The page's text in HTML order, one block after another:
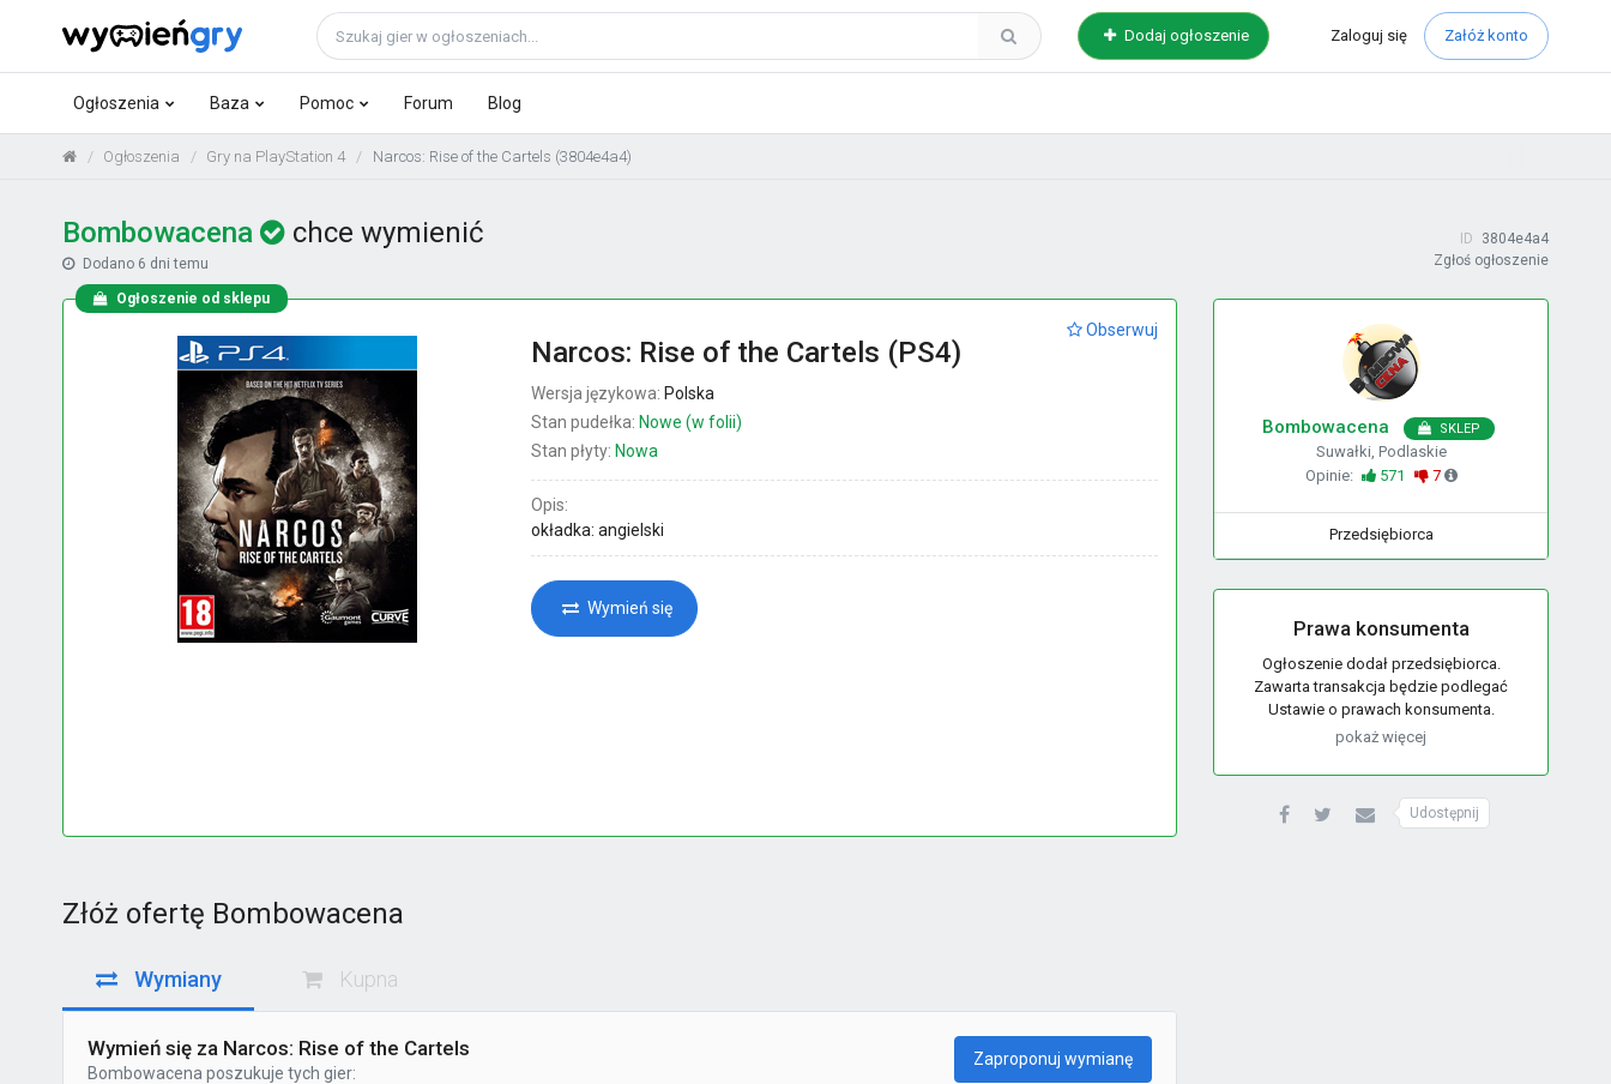
Dodaj ogłoszenie Zaloguj się Załóż konto
Ogłoszenia Baza Pomoc Forum Blog
Ogłoszenia Gry na PlayStation 4 Narcos: Rise of the Cartels (3804e4a4)
Bombowacena chce wymienić
Dodano 6 dni temu
ID
3804e4a4
Zgłoś ogłoszenie
Ogłoszenie od sklepu
Obserwuj
Narcos: Rise of the Cartels (PS4)
Wersja językowa: Polska
Stan pudełka: Nowe (w folii)
Stan płyty: Nowa
Opis:
okładka: angielski
Wymień się
Bombowacena SKLEP
Suwałki, Podlaskie
Opinie:
571 7
Przedsiębiorca
Prawa konsumenta
Ogłoszenie dodał przedsiębiorca.
Zawarta transakcja będzie podlegać
Ustawie o prawach konsumenta.
pokaż więcej
Udostępnij
Złóż ofertę Bombowacena
Wymiany Kupna
Wymień się za Narcos: Rise of the Cartels
Bombowacena poszukuje tych gier:
Zaproponuj wymianę